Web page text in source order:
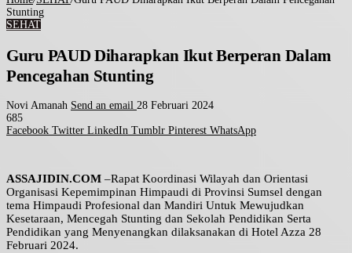
Stunting
SEHAT
Guru PAUD Diharapkan Ikut Berperan Dalam
Pencegahan Stunting
Novi Amanah Send an email 28 Februari 2024
685
Facebook Twitter LinkedIn Tumblr Pinterest WhatsApp
ASSAJIDIN.COM –Rapat Koordinasi Wilayah dan Orientasi
Organisasi Kepemimpinan Himpaudi di Provinsi Sumsel dengan
tema Himpaudi Profesional dan Mandiri Untuk Mewujudkan
Kesetaraan, Mencegah Stunting dan Sekolah Pendidikan Serta
Pendidikan yang Menyenangkan dilaksanakan di Hotel Azza 28
Februari 2024.